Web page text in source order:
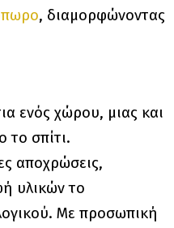
, διαμορφώνοντας
ενός χώρου, μιας και
το σπίτι.
αποχρώσεις,
υλικών το
Με προσωπική